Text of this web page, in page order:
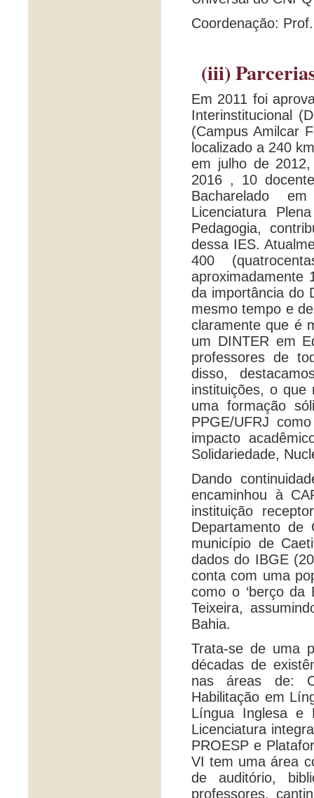
Coordenação:
(iii)
Em 2011 foi
Interinstitucional
(Campus Amilcar
localizado a 240
em julho de
2016 , 10
Bacharelado
Licenciatura
Pedagogia,
dessa IES.
400
aproximadamente
da importância do
mesmo tempo e
claramente que é
um DINTER em
professores de
disso,
instituições, o que
uma formação
PPGE/UFRJ
impacto
Solidariedade,
Dando
encaminhou à
instituição
Departamento de
município de
dados do IBGE
conta com uma
como o ‘berço da
Teixeira,
Bahia.
Trata-se de uma
décadas de
nas áreas de:
Habilitação em
Língua Inglesa e
Licenciatura
PROESP e
VI tem uma área
de auditório,
professores,